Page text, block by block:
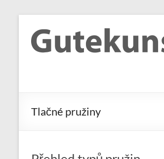
content
Gutekunst
Formfedern
Informationen
und
Wissenswertes
Tlačné pružiny